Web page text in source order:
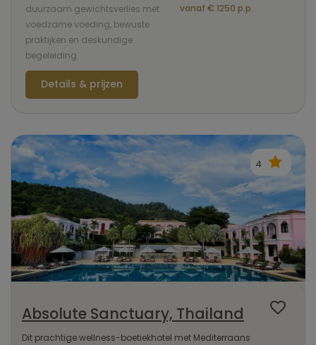
duurzaam gewichtsverlies met
voedzame voeding, bewuste
praktijken en deskundige
begeleiding.
vanaf € 1250 p.p.
Details & prijzen
4
Absolute Sanctuary, Thailand
Dit prachtige wellness-boetiekhotel met Mediterraans